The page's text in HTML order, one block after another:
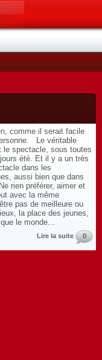
comme il serait facile
Le véritable
le spectacle, sous toutes
été. Et il y a un très
dans les
aussi bien que dans
rien préférer, aimer et
avec la même
pas de meilleure ou
la place des jeunes,
le monde...
Lire la suite 0